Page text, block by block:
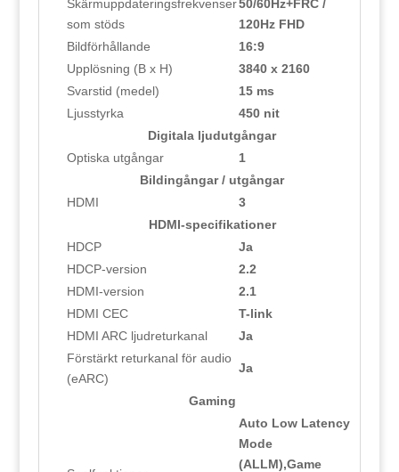
Skärmuppdateringsfrekvenser
som stöds
50/60Hz+FRC /
120Hz FHD
Bildförhållande
16:9
Upplösning (B x H)
3840 x 2160
Svarstid (medel)
15 ms
Ljusstyrka
450 nit
Digitala ljudutgångar
Optiska utgångar
1
Bildingångar / utgångar
HDMI
3
HDMI-specifikationer
HDCP
Ja
HDCP-version
2.2
HDMI-version
2.1
HDMI CEC
T-link
HDMI ARC ljudreturkanal
Ja
Förstärkt returkanal för audio
(eARC)
Ja
Gaming
Auto Low Latency
Mode
(ALLM),Game